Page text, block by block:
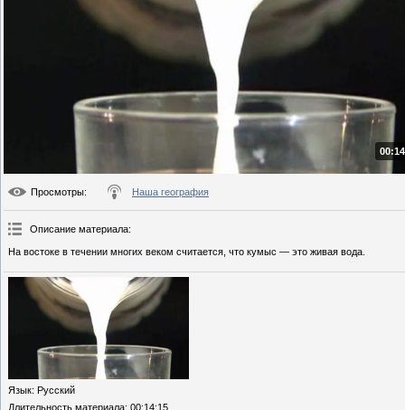
Просмотры: Наша география
Описание материала:
На востоке в течении многих веком считается, что кумыс — это живая вода.
Язык: Русский
Длительность материала: 00:14:15